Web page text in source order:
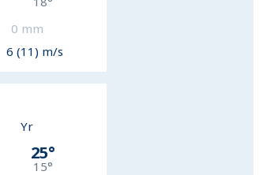
0 mm
6 (11) m/s
Yr
25°
15°